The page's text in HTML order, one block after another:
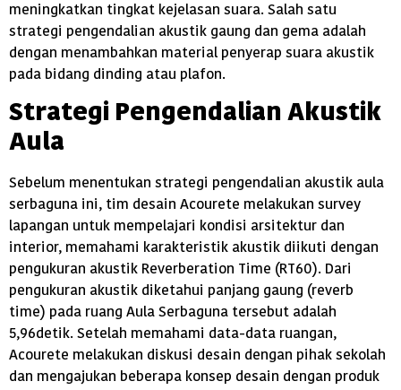
meningkatkan tingkat kejelasan suara. Salah satu
strategi pengendalian akustik gaung dan gema adalah
dengan menambahkan material penyerap suara akustik
pada bidang dinding atau plafon.
Strategi Pengendalian Akustik
Aula
Sebelum menentukan strategi pengendalian akustik aula
serbaguna ini, tim desain Acourete melakukan survey
lapangan untuk mempelajari kondisi arsitektur dan
interior, memahami karakteristik akustik diikuti dengan
pengukuran akustik Reverberation Time (RT60). Dari
pengukuran akustik diketahui panjang gaung (reverb
time) pada ruang Aula Serbaguna tersebut adalah
5,96detik. Setelah memahami data-data ruangan,
Acourete melakukan diskusi desain dengan pihak sekolah
dan mengajukan beberapa konsep desain dengan produk